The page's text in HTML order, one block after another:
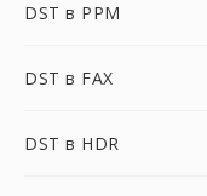
DST в PPM
DST в FAX
DST в HDR